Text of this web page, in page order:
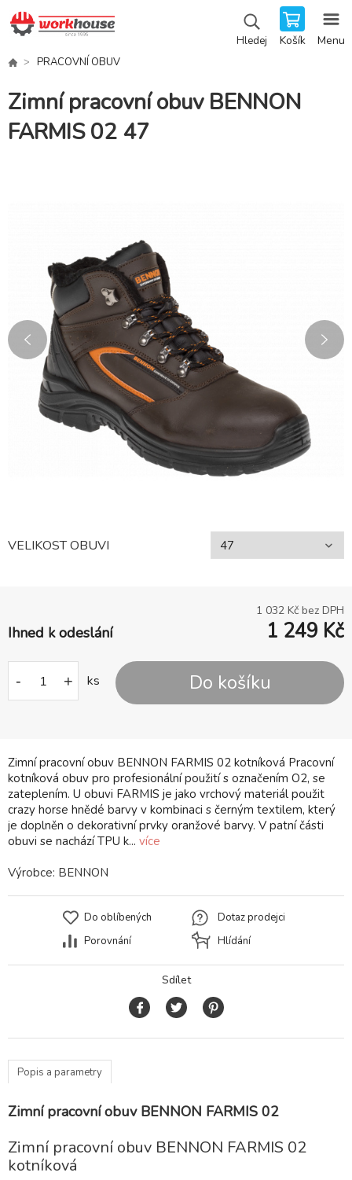
Hledej Košík Menu
PRACOVNÍ OBUV
Zimní pracovní obuv BENNON
FARMIS 02 47
Zimní pracovní obuv BENNON FARMIS 02 kotníková Pracovní
kotníková obuv pro profesionální použití s označením O2, se
zateplením. U obuvi FARMIS je jako vrchový materiál použit
crazy horse hnědé barvy v kombinaci s černým textilem, který
je doplněn o dekorativní prvky oranžové barvy. V patní části
obuvi se nachází TPU k... více
VELIKOST OBUVI
1 032 Kč bez DPH
Ihned k odeslání 1 249 Kč
- + ks Do košíku
Výrobce: BENNON
Do oblíbených
Porovnání
Dotaz prodejci
Hlídání
Sdílet
Popis a parametry
Zimní pracovní obuv BENNON FARMIS 02
Zimní pracovní obuv BENNON FARMIS 02
kotníková